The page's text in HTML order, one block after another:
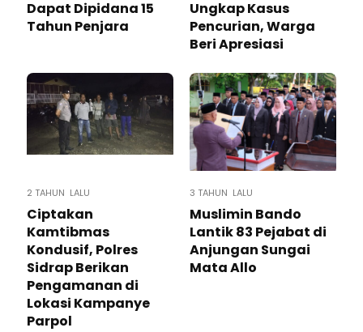
Dapat Dipidana 15
Tahun Penjara
Ungkap Kasus
Pencurian, Warga
Beri Apresiasi
2 TAHUN LALU
Ciptakan
Kamtibmas
Kondusif, Polres
Sidrap Berikan
Pengamanan di
Lokasi Kampanye
Parpol
3 TAHUN LALU
Muslimin Bando
Lantik 83 Pejabat di
Anjungan Sungai
Mata Allo